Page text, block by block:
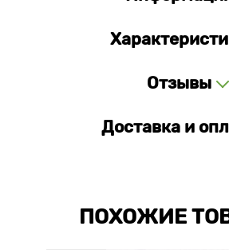
Отзывы
Доставка и
ПОХОЖИЕ